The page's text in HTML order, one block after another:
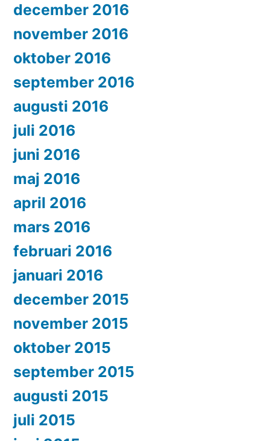
december 2016
november 2016
oktober 2016
september 2016
augusti 2016
juli 2016
juni 2016
maj 2016
april 2016
mars 2016
februari 2016
januari 2016
december 2015
november 2015
oktober 2015
september 2015
augusti 2015
juli 2015